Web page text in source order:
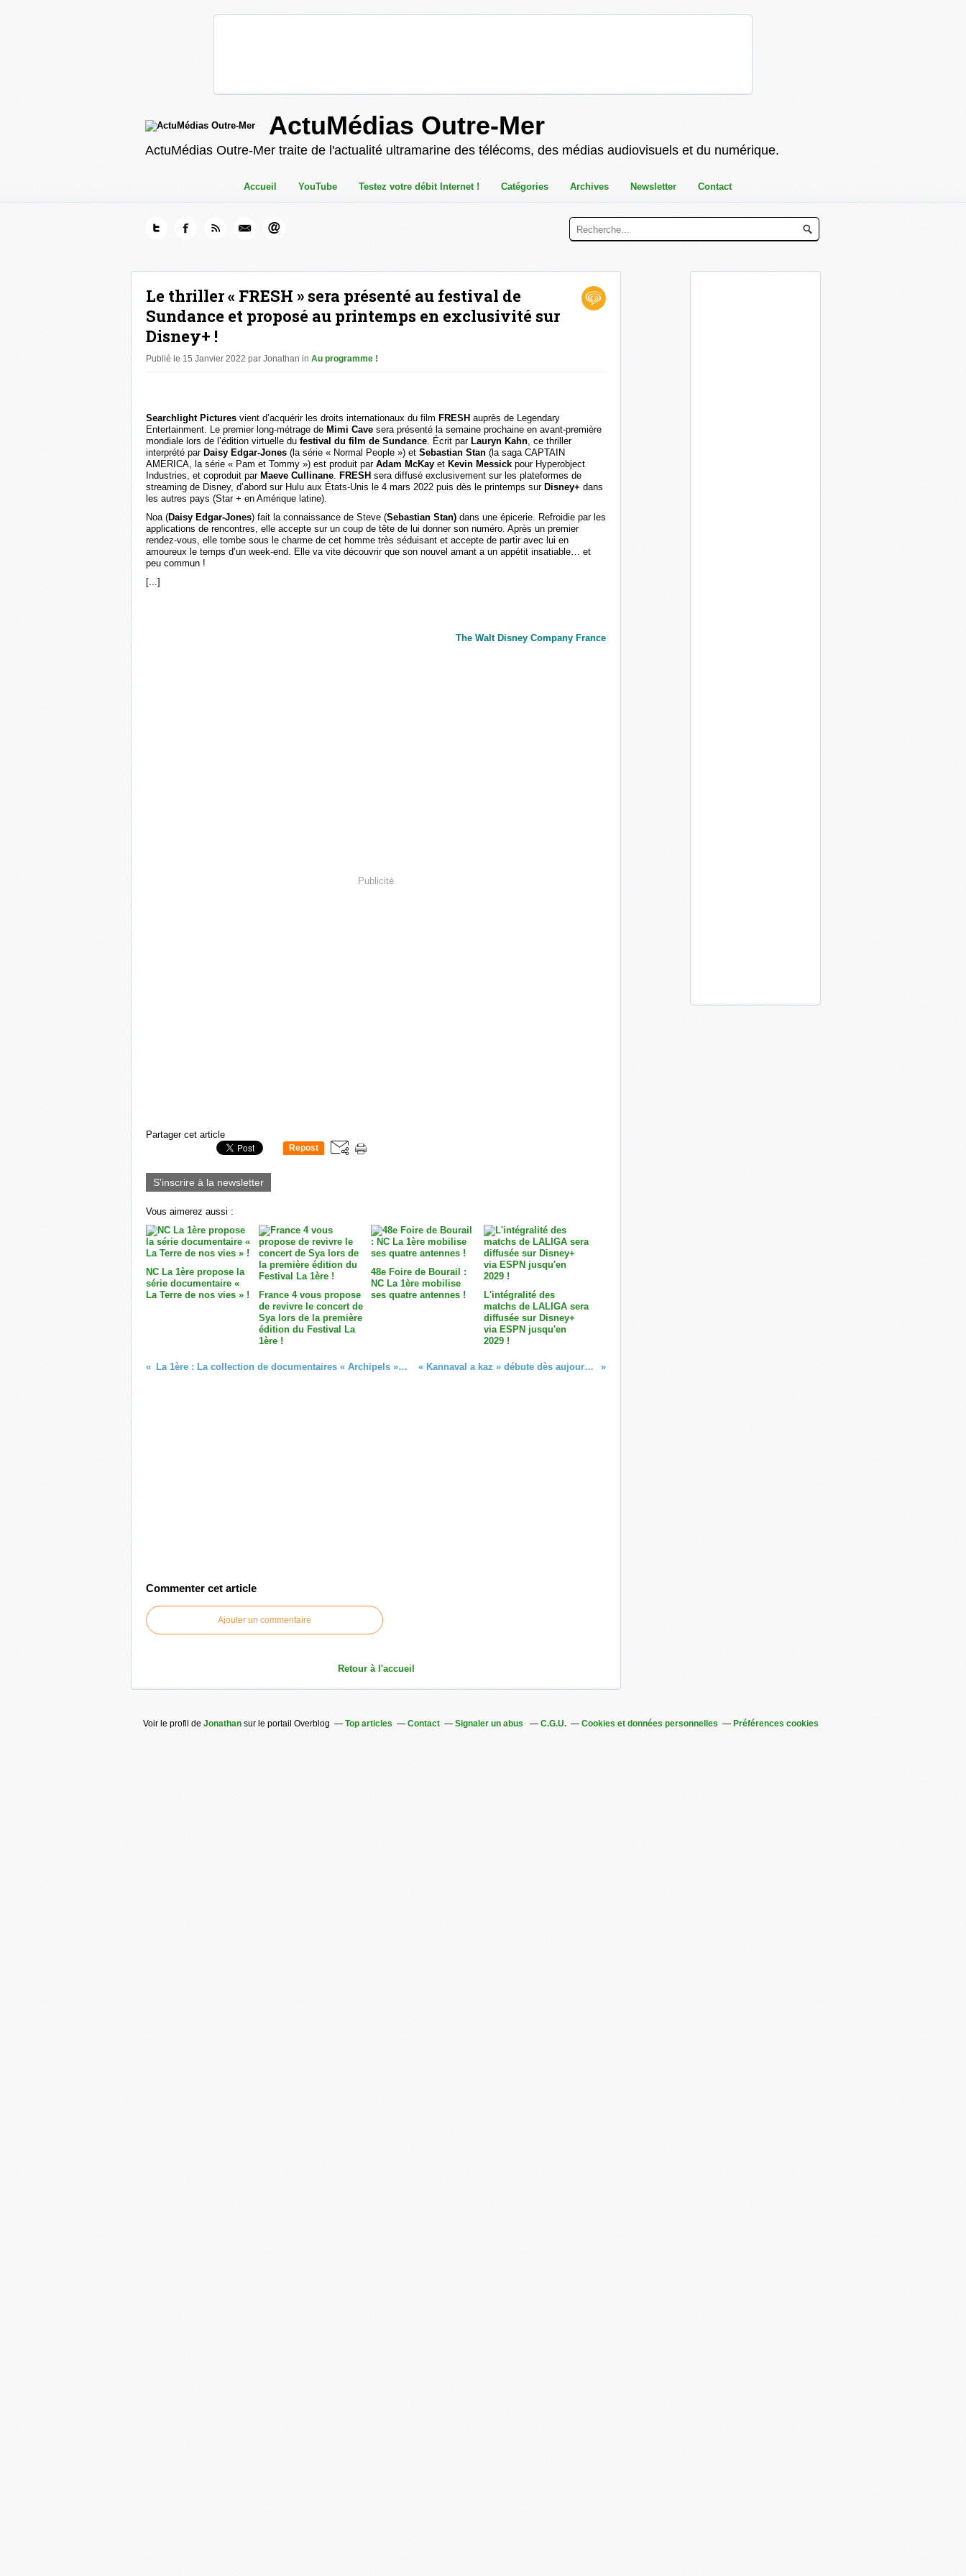
ActuMédias Outre-Mer
ActuMédias Outre-Mer traite de l'actualité ultramarine des télécoms, des médias audiovisuels et du numérique.
Accueil YouTube Testez votre débit Internet ! Catégories Archives Newsletter Contact
Le thriller « FRESH » sera présenté au festival de
Sundance et proposé au printemps en exclusivité sur
Disney+ !
Publié le 15 Janvier 2022 par Jonathan in Au programme !
Searchlight Pictures vient d’acquérir les droits internationaux du film FRESH auprès de Legendary
Entertainment. Le premier long-métrage de Mimi Cave sera présenté la semaine prochaine en avant-première
mondiale lors de l’édition virtuelle du festival du film de Sundance. Écrit par Lauryn Kahn, ce thriller
interprété par Daisy Edgar-Jones (la série « Normal People ») et Sebastian Stan (la saga CAPTAIN
AMERICA, la série « Pam et Tommy ») est produit parAdam McKay et Kevin Messick pour Hyperobject
Industries, et coproduit par Maeve Cullinane. FRESH sera diffusé exclusivement sur les plateformes de
streaming de Disney, d’abord sur Hulu aux États-Unis le 4 mars 2022 puis dès le printemps sur Disney+ dans
les autres pays (Star + en Amérique latine).
Noa (Daisy Edgar-Jones) fait la connaissance de Steve (Sebastian Stan) dans une épicerie. Refroidie par les
applications de rencontres, elle accepte sur un coup de tête de lui donner son numéro. Après un premier
rendez-vous, elle tombe sous le charme de cet homme très séduisant et accepte de partir avec lui en
amoureux le temps d’un week-end. Elle va vite découvrir que son nouvel amant a un appétit insatiable… et
peu commun !
[...]
The Walt Disney Company France
Publicité
Partager cet article
Repost
S'inscrire à la newsletter
Vous aimerez aussi :
NC La 1ère propose la
série documentaire «
La Terre de nos vies » !
France 4 vous propose
de revivre le concert de
Sya lors de la première
édition du Festival La
1ère !
48e Foire de Bourail :
NC La 1ère mobilise
ses quatre antennes !
L'intégralité des
matchs de LALIGA sera
diffusée sur Disney+
via ESPN jusqu'en
2029 !
La 1ère : La collection de documentaires « Archipels » reviendra sur l'affaire Leïla LAVIOLETTE ! « Kannaval a kaz » débute dès aujourd'hui sur Guadeloupe La 1ère !
Commenter cet article
Ajouter un commentaire
Retour à l'accueil
Voir le profil de Jonathan sur le portail Overblog Top articles Contact Signaler un abus C.G.U. Cookies et données personnelles Préférences cookies